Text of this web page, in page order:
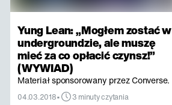
Yung Lean: „Mogłem zostać w
undergroundzie, ale muszę
mieć za co opłacić czynsz!”
(WYWIAD)
Materiał sponsorowany przez Converse.
04.03.2018• 3 minuty czytania